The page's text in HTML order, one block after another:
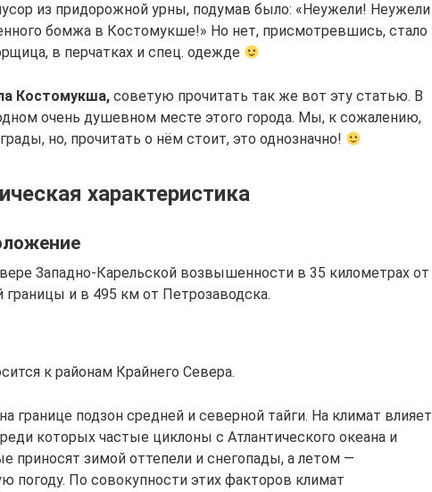
из придорожной урны, подумав было: «Неужели! Неужели
бомжа в Костомукше!» Но нет, присмотревшись, стало
в перчатках и спец. одежде
Костомукша, советую прочитать так же вот эту статью. В
очень душевном месте этого города. Мы, к сожалению,
но, прочитать о нём стоит, это однозначно!
характеристика
Западно-Карельской возвышенности в 35 километрах от
и в 495 км от Петрозаводска.
к районам Крайнего Севера.
границе подзон средней и северной тайги. На климат влияет
которых частые циклоны с Атлантического океана и
приносят зимой оттепели и снегопады, а летом —
погоду. По совокупности этих факторов климат